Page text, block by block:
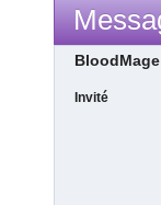
BloodMage
Invité